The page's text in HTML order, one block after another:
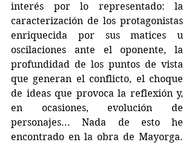
interés por lo representado: la
caracterización de los protagonistas
enriquecida por sus matices u
oscilaciones ante el oponente, la
profundidad de los puntos de vista
que generan el conflicto, el choque
de ideas que provoca la reflexión y,
en ocasiones, evolución de
personajes... Nada de esto he
encontrado en la obra de Mayorga.